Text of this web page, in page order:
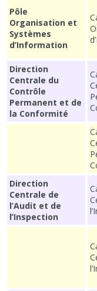
Pôle
Organisation et
Systèmes
d’Information
Direction
Centrale du
Contrôle
Permanent et de
la Conformité
Direction
Centrale de
l’Audit et de
l’Inspection